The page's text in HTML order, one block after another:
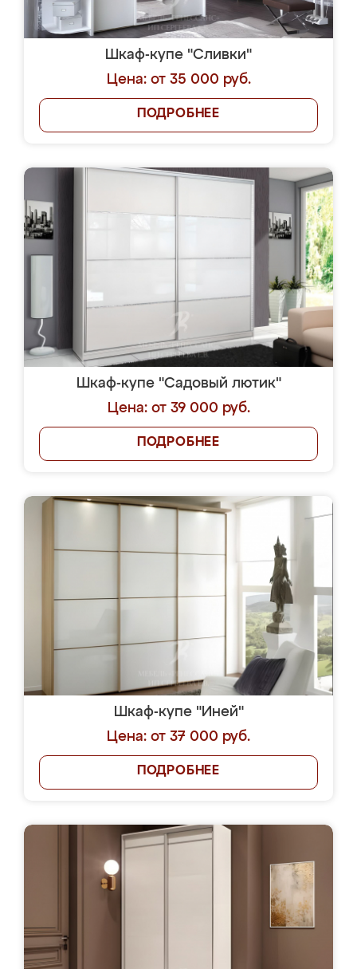
Шкаф-купе "Сливки"
Цена: от 35 000 руб.
ПОДРОБНЕЕ
Шкаф-купе "Садовый лютик"
Цена: от 39 000 руб.
ПОДРОБНЕЕ
Шкаф-купе "Иней"
Цена: от 37 000 руб.
ПОДРОБНЕЕ